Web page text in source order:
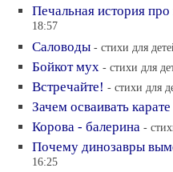
Печальная история про
18:57
Саловоды - стихи для
Бойкот мух - стихи для
Встречайте! - стихи для
Зачем осваивать карате
Корова - балерина -
Почему динозавры
16:25